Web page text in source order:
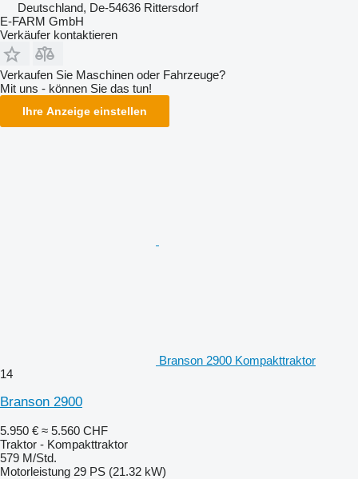
Deutschland, De-54636 Rittersdorf
E-FARM GmbH
Verkäufer kontaktieren
Verkaufen Sie Maschinen oder Fahrzeuge?
Mit uns - können Sie das tun!
Ihre Anzeige einstellen
Branson 2900 Kompakttraktor
14
Branson 2900
5.950 € ≈ 5.560 CHF
Traktor - Kompakttraktor
579 M/Std.
Motorleistung 29 PS (21.32 kW)